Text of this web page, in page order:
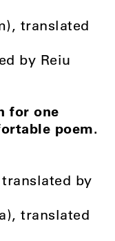
translated
by Reiu
for one
poem.
by
translated